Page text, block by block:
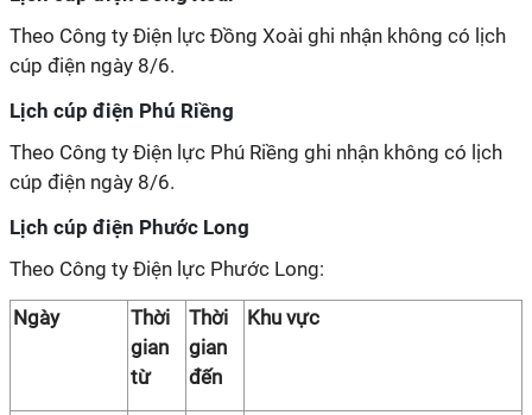
Theo Công ty Điện lực Đồng Xoài ghi nhận không có lịch
cúp điện ngày 8/6.
Lịch cúp điện Phú Riềng
Theo Công ty Điện lực Phú Riềng ghi nhận không có lịch
cúp điện ngày 8/6.
Lịch cúp điện Phước Long
Theo Công ty Điện lực Phước Long:
Ngày
Thời
gian
từ
Thời
gian
đến
Khu vực